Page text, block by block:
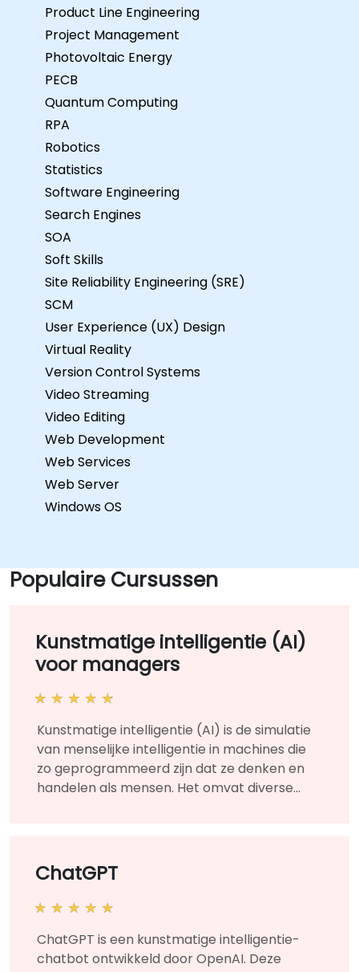
Product Line Engineering
Project Management
Photovoltaic Energy
PECB
Quantum Computing
RPA
Robotics
Statistics
Software Engineering
Search Engines
SOA
Soft Skills
Site Reliability Engineering (SRE)
SCM
User Experience (UX) Design
Virtual Reality
Version Control Systems
Video Streaming
Video Editing
Web Development
Web Services
Web Server
Windows OS
Populaire Cursussen
Kunstmatige intelligentie (AI)
voor managers
Kunstmatige intelligentie (AI) is de simulatie
van menselijke intelligentie in machines die
zo geprogrammeerd zijn dat ze denken en
handelen als mensen. Het omvat diverse
organisatorische uitdagingen en behoeften
aan te pakken. Deze live training onder
begeleiding van een instructeur (online of op
bedrijfsleiders die de basisprincipes van
kunstmatige intelligentie willen leren en AI-
ChatGPT
ChatGPT is een kunstmatige intelligentie-
chatbot ontwikkeld door OpenAI. Deze